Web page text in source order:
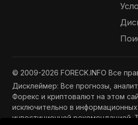
© 2009-2026 FORECK.INFO Все
Дисклеймер: Все прогнозы,
Форекс и криптовалют на этом
исключительно в
инвестиционной рекомендацией.